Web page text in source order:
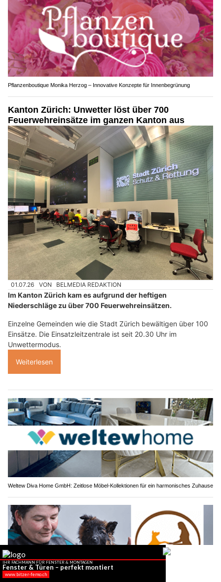
Pflanzenboutique Monika Herzog – Innovative Konzepte für Innenbegrünung
Kanton Zürich: Unwetter löst über 700
Feuerwehreinsätze im ganzen Kanton aus
01.07.26 VON BELMEDIA REDAKTION
Im Kanton Zürich kam es aufgrund der heftigen
Niederschläge zu über 700 Feuerwehreinsätzen.
Einzelne Gemeinden wie die Stadt Zürich bewältigen über 100
Einsätze. Die Einsatzleitzentrale ist seit 20.30 Uhr im
Unwettermodus.
Weiterlesen
Weltew Diva Home GmbH: Zeitlose Möbel-Kollektionen für ein harmonisches Zuhause